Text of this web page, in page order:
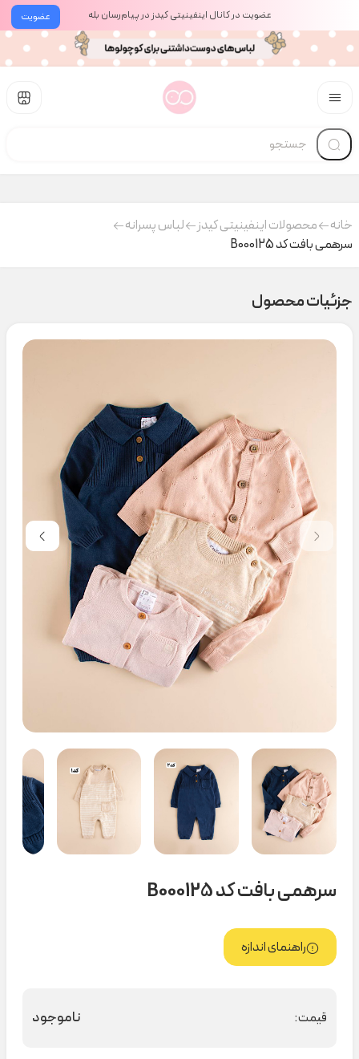
عضویت عضویت در کانال اینفینیتی کیدز در پیام‌رسان بله
خانه محصولات اینفینیتی کیدز
لباس پسرانه
سرهمی بافت کد B000125
جزئیات محصول
سرهمی بافت کد B000125
راهنمای اندازه
قیمت: ناموجود